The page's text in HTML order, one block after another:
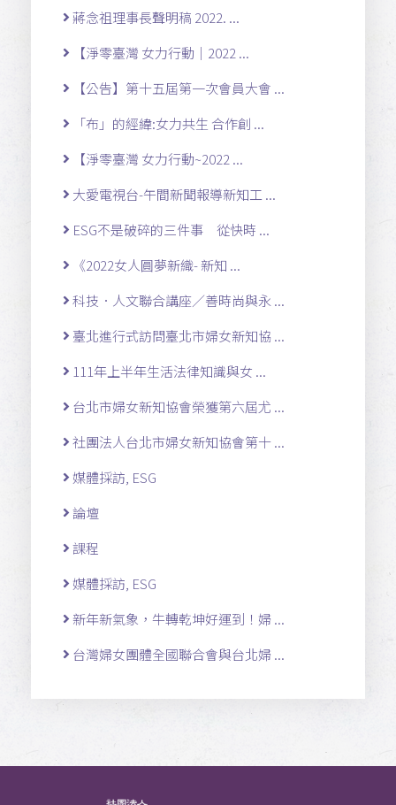
蔣念祖理事長聲明稿 2022. ...
【淨零臺灣 女力行動｜2022 ...
【公告】第十五屆第一次會員大會 ...
「布」的經緯:女力共生 合作創 ...
【淨零臺灣 女力行動~2022 ...
大愛電視台-午間新聞報導新知工 ...
ESG不是破碎的三件事 從快時 ...
《2022女人圓夢新織- 新知 ...
科技．人文聯合講座／善時尚與永 ...
臺北進行式訪問臺北市婦女新知協 ...
111年上半年生活法律知識與女 ...
台北市婦女新知協會榮獲第六屆尤 ...
社團法人台北市婦女新知協會第十 ...
媒體採訪, ESG
論壇
課程
媒體採訪, ESG
新年新氣象，牛轉乾坤好運到！婦 ...
台灣婦女團體全國聯合會與台北婦 ...